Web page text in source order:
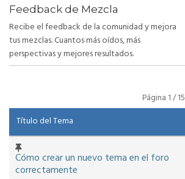
Feedback de Mezcla
Recibe el feedback de la comunidad y mejora
tus mezclas. Cuantos más oídos, más
perspectivas y mejores resultados.
Página 1 / 15
Título del Tema
Cómo crear un nuevo tema en el foro
correctamente